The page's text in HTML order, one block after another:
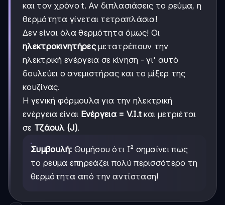
και τον χρόνο t. Αν διπλασιάσεις το ρεύμα, η
θερμότητα γίνεται τετραπλάσια!
Δεν είναι όλα θερμότητα όμως! Οι
ηλεκτροκινητήρεςμετατρέπουν την
ηλεκτρική ενέργεια σε κίνηση - γι' αυτό
δουλεύει ο ανεμιστήρας και το μίξερ της
κουζίνας.
Η γενική φόρμουλα για την ηλεκτρική
ενέργεια είναι Ενέργεια = V.I.tκαι μετριέται
σε Τζάουλ (J).
Συμβουλή: Θυμήσου ότι I² σημαίνει πως
το ρεύμα επηρεάζει πολύ περισσότερο τη
θερμότητα από την αντίσταση!